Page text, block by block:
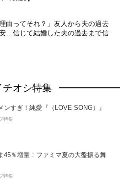
由ってそれ？」友人から夫の過去
…信じて結婚した夫の過去まで信
チオシ特集
ンすぎ！純愛『（LOVE SONG）』
特集
45％増量！ファミマ夏の大盤振る舞
特集